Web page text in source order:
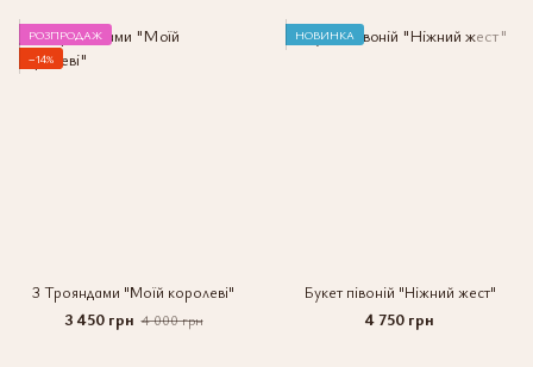
РОЗПРОДАЖ
−14%
З Трояндами "Моїй королеві"
3 450 грн 4 000 грн
НОВИНКА
Букет півоній "Ніжний жест"
4 750 грн